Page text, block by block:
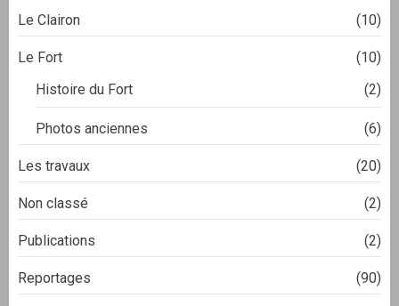
Le Clairon (10)
Le Fort
(10)
Histoire du Fort
(2)
Photos anciennes (6)
Les travaux (20)
Non classé (2)
Publications (2)
Reportages (90)